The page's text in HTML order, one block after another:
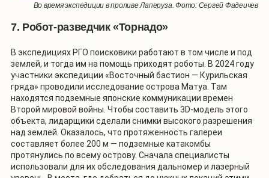
Во время экспедиции в проливе Лаперуза. Фото: Сергей Фадеичев
7. Робот-разведчик «Торнадо»
В экспедициях РГО поисковики работают в том числе и под
землей, и тогда им на помощь приходят роботы. В 2024 году
участники экспедиции «Восточный бастион — Курильская
гряда» проводили исследование острова Матуа. Там
находятся подземные японские коммуникации времен
Второй мировой войны. Чтобы составить 3D-модель этого
объекта, лидарщики сделали снимки высокого разрешения
над землей. Оказалось, что протяженность галереи
составляет более 200 м — подземные катакомбы
протянулись по всему острову. Сначала специалисты
использовали для их обследования дальномер и лазерный